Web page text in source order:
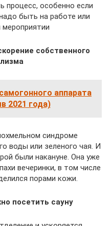
процесс, особенно если
быть на работе или
собственного
аппарата
2021 года)
синдроме
воды или зеленого чая. И
были накануне. Она уже
вечеринки, в том числе
порами кожи.
посетить сауну